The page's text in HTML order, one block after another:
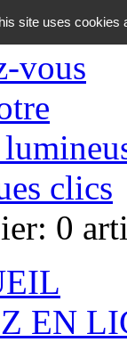
08 59
vous
0
EN
site uses cookies